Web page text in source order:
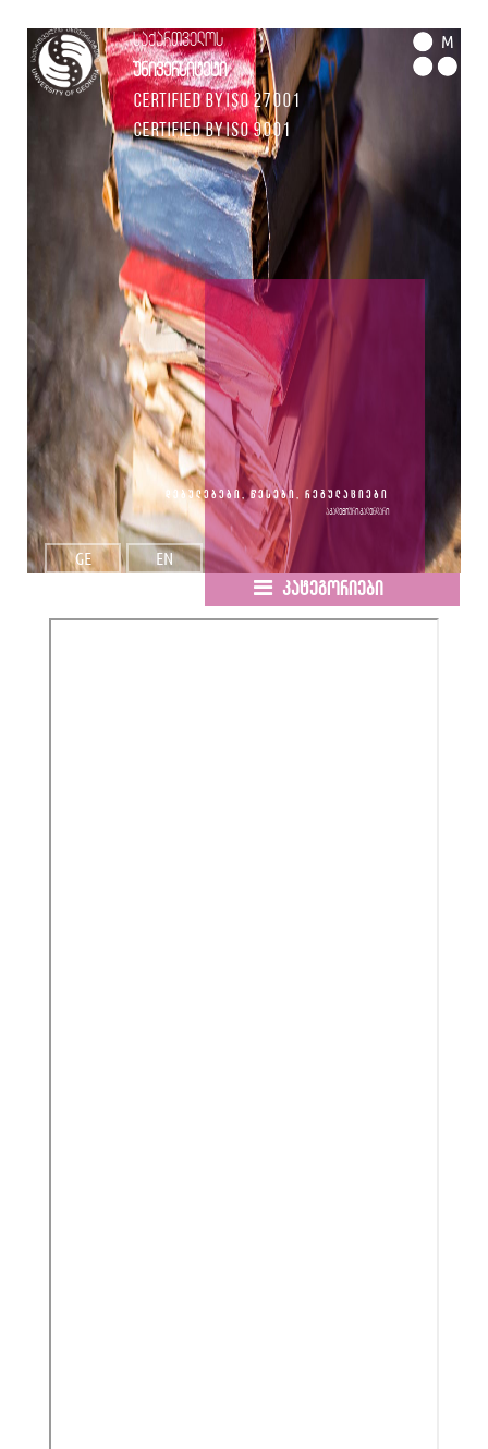
საქართველოს
უნივერსიტეტი
Certified by ISO 27001
Certified by ISO 9001
M
GE EN
დებულებები, წესები, რეგულაციები
აკადემიური კალენდარი
კატეგორიები